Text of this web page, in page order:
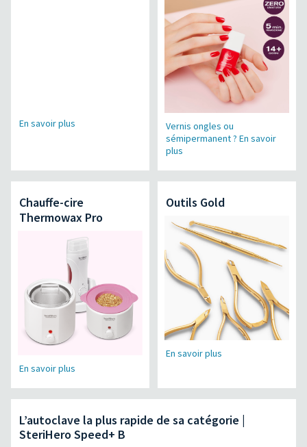
En savoir plus
Vernis ongles ou
sémipermanent ? En savoir
plus
Chauffe-cire
Thermowax Pro
En savoir plus
Outils Gold
En savoir plus
L’autoclave la plus rapide de sa catégorie |
SteriHero Speed+ B